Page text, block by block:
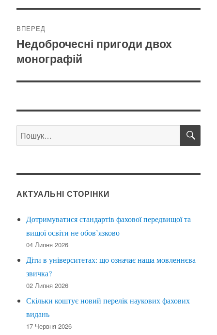
ВПЕРЕД
Наступний
запис:
Недоброчесні пригоди двох
монографій
Пошук
за
АКТУАЛЬНІ СТОРІНКИ
Дотримуватися стандартів фахової передвищої та
вищої освіти не обов’язково
04 Липня 2026
Діти в університетах: що означає наша мовленнєва
звичка?
02 Липня 2026
Скільки коштує новий перелік наукових фахових
видань
17 Червня 2026